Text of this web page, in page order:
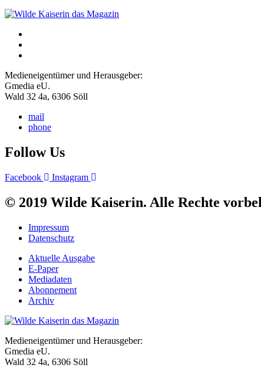
Medieneigentümer und Herausgeber:
Gmedia eU.
Wald 32 4a, 6306 Söll
mail
phone
Follow Us
Facebook Instagram
© 2019 Wilde Kaiserin. Alle Rechte
Impressum
Datenschutz
Aktuelle Ausgabe
E-Paper
Mediadaten
Abonnement
Archiv
Medieneigentümer und Herausgeber:
Gmedia eU.
Wald 32 4a, 6306 Söll